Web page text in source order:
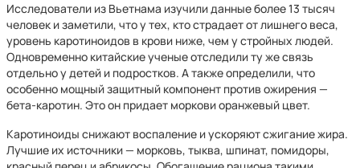
Исследователи из Вьетнама изучили данные более 13 тысяч
человек и заметили, что у тех, кто страдает от лишнего веса,
уровень каротиноидов в крови ниже, чем у стройных людей.
Одновременно китайские ученые отследили ту же связь
отдельно у детей и подростков. А также определили, что
особенно мощный защитный компонент против ожирения —
бета-каротин. Это он придает моркови оранжевый цвет.
Каротиноиды снижают воспаление и ускоряют сжигание жира.
Лучшие их источники — морковь, тыква, шпинат, помидоры,